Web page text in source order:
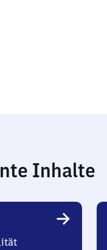
Inhalte